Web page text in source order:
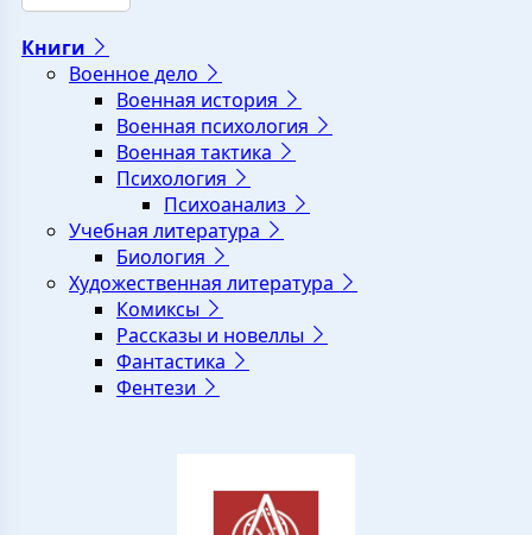
Книги
Военное дело
Военная история
Военная психология
Военная тактика
Психология
Психоанализ
Учебная литература
Биология
Художественная литература
Комиксы
Рассказы и новеллы
Фантастика
Фентези